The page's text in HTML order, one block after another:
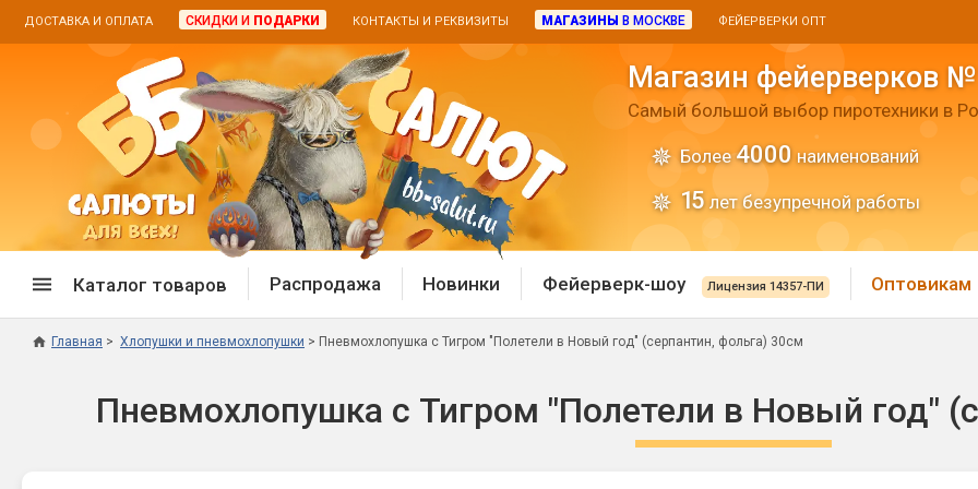
ДОСТАВКА И ОПЛАТА СКИДКИ И ПОДАРКИ КОНТАКТЫ И РЕКВИЗИТЫ МАГАЗИНЫ В МОСКВЕ ФЕЙЕРВЕРКИ ОПТ
Магазин фейерверков
Самый большой выбор пиротехники в
Более4000 наименований
15 лет безупречной работы
Каталог товаров
Распродажа фейерверков
Дневные батареи
Хлопушки и
Распродажа Новинки Фейерверк-шоу Лицензия 14357-ПИ Оптовикам
Главная Хлопушки и пневмохлопушки Пневмохлопушка с Тигром "Полетели в Новый год" (серпантин, фольга) 30см
Пневмохлопушка с Тигром "Полетели в Новый год"